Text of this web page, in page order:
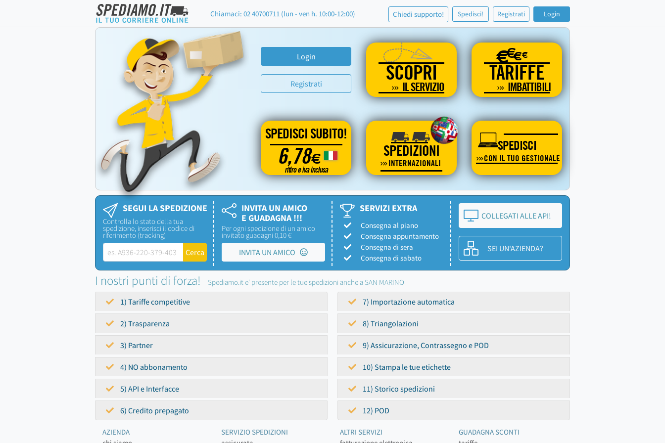
Chiamaci: 02 40700711 (lun - ven h. 10:00-12:00) Chiedi supporto! Spedisci! Registrati Login
Login
Registrati SCOPRI
IL SERVIZIO
€€€€
TARIFFE
IMBATTIBILI
SPEDISCI SUBITO!
6,78€
ritiro e iva inclusa
SPEDIZIONI
INTERNAZIONALI
SPEDISCI
CON IL TUO GESTIONALE
SEGUI LA SPEDIZIONE
Controlla lo stato della tua
spedizione, inserisci il codice di
riferimento (tracking)
INVITA UN AMICO
E GUADAGNA !!!
Per ogni spedizione di un amico
invitato guadagni 0,10 €
INVITA UN AMICO
SERVIZI EXTRA
Consegna al piano
Consegna appuntamento
Consegna di sera
Consegna di sabato
COLLEGATI ALLE API!
SEI UN'AZIENDA?
I nostri punti di forza! Spediamo.it e' presente per le tue spedizioni anche a SAN MARINO
1) Tariffe competitive
2) Trasparenza
3) Partner
4) NO abbonamento
5) API e Interfacce
6) Credito prepagato
7) Importazione automatica
8) Triangolazioni
9) Assicurazione, Contrassegno e POD
10) Stampa le tue etichette
11) Storico spedizioni
12) POD
AZIENDA
SERVIZIO SPEDIZIONI
ALTRI SERVIZI
GUADAGNA SCONTI